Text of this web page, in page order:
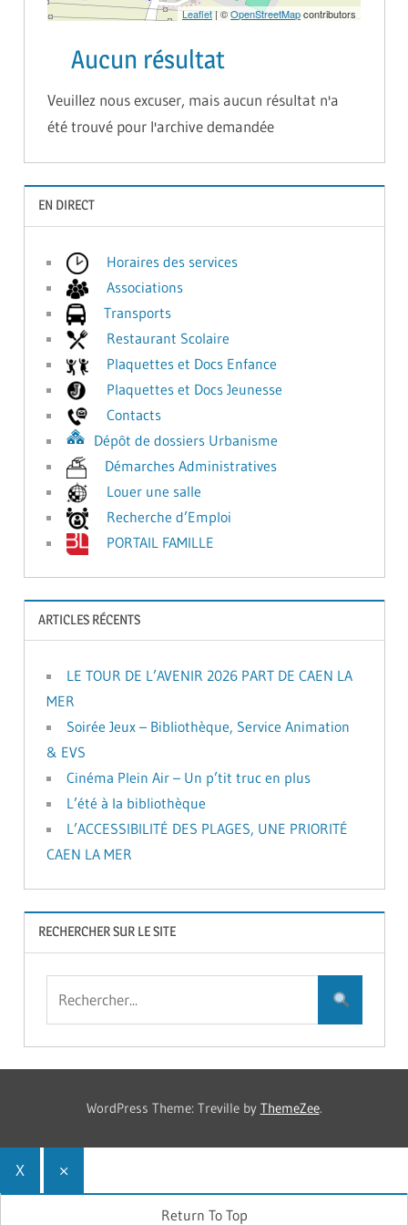
Leaflet | ©OpenStreetMapcontributors
Aucun résultat
Veuillez nous excuser, mais aucun résultat n'a
été trouvé pour l'archive demandée
EN DIRECT
Horaires des services
Associations
Transports
Restaurant Scolaire
Plaquettes et Docs Enfance
Plaquettes et Docs Jeunesse
Contacts
Dépôt de dossiers Urbanisme
Démarches Administratives
Louer une salle
Recherche d’Emploi
PORTAIL FAMILLE
ARTICLES RÉCENTS
LE TOUR DE L’AVENIR 2026 PART DE CAEN LA
MER
Soirée Jeux – Bibliothèque, Service Animation
& EVS
Cinéma Plein Air – Un p’tit truc en plus
L’été à la bibliothèque
L’ACCESSIBILITÉ DES PLAGES, UNE PRIORITÉ
CAEN LA MER
RECHERCHER SUR LE SITE
WordPress Theme: Treville by ThemeZee.
X ×
Return To Top